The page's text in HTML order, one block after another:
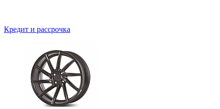
Кредит и рассрочка